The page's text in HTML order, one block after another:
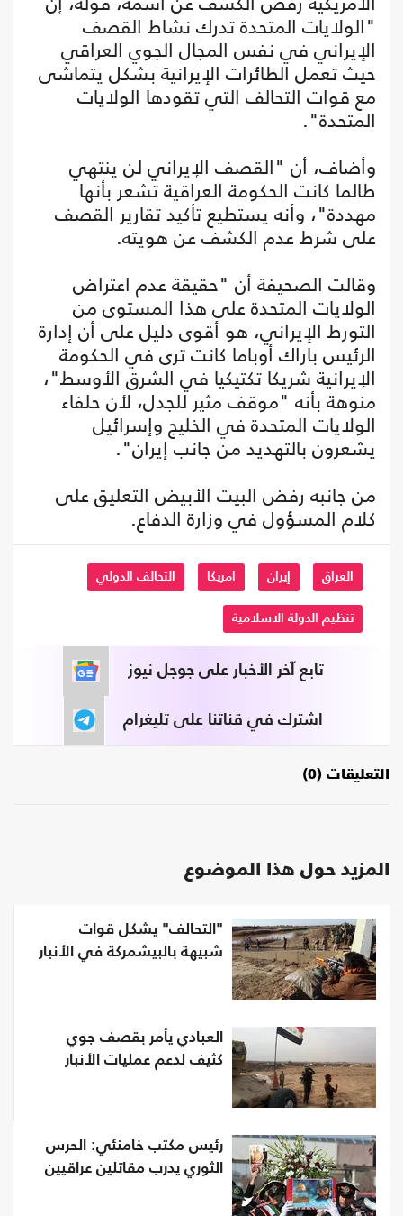
"الولايات المتحدة تدرك نشاط القصف
الإيراني في نفس المجال الجوي العراقي
حيث تعمل الطائرات الإيرانية بشكل يتماشى
مع قوات التحالف التي تقودها الولايات
المتحدة".
وأضاف، أن "القصف الإيراني لن ينتهي
طالما كانت الحكومة العراقية تشعر بأنها
مهددة"، وأنه يستطيع تأكيد تقارير القصف
على شرط عدم الكشف عن هويته.
وقالت الصحيفة أن "حقيقة عدم اعتراض
الولايات المتحدة على هذا المستوى من
التورط الإيراني، هو أقوى دليل على أن إدارة
الرئيس باراك أوباما كانت ترى في الحكومة
الإيرانية شريكا تكتيكيا في الشرق الأوسط"،
منوهة بأنه "موقف مثير للجدل، لأن حلفاء
الولايات المتحدة في الخليج وإسرائيل
يشعرون بالتهديد من جانب إيران".
من جانبه رفض البيت الأبيض التعليق على
كلام المسؤول في وزارة الدفاع.
العراق إيران امريكا التحالف الدولي
تنظيم الدولة الاسلامية
تابع آخر الأخبار على جوجل نيوز
اشترك في قناتنا على تليغرام
التعليقات (0)
المزيد حول هذا الموضوع
"التحالف" يشكل قوات
شبيهة بالبيشمركة في الأنبار
العبادي يأمر بقصف جوي
كثيف لدعم عمليات الأنبار
رئيس مكتب خامنئي: الحرس
الثوري يدرب مقاتلين عراقيين